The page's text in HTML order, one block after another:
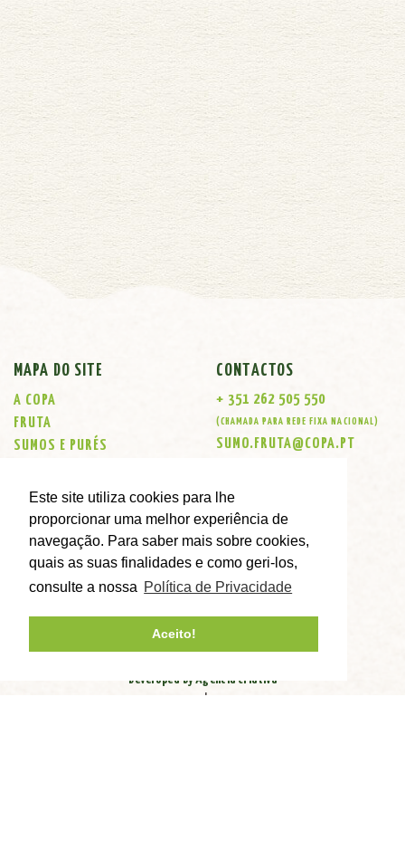
Este site utiliza cookies para lhe
proporcionar uma melhor experiência de
navegação. Para saber mais sobre cookies,
quais as suas finalidades e como geri-los,
consulte a nossa Política de Privacidade
Aceito!
MAPA DO SITE
A COPA
FRUTA
SUMOS E PURÉS
LOJAS
CONTACTOS
ENCOMENDAS ONLINE
CONTACTOS
+ 351 262 505 550
(CHAMADA PARA REDE FIXA NACIONAL)
SUMO.FRUTA@COPA.PT
Developed by Agência Criativa